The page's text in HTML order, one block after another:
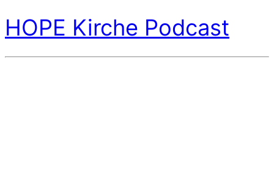
HOPE Kirche Podcast